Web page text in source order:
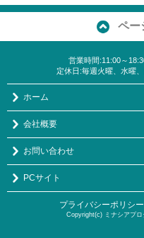
ペー
営業時間:11:00～
定休日:毎週火曜、水曜
ホーム
会社概要
お問い合わせ
PCサイト
プライバシーポリシー
Copyright(c) ミナシアプ